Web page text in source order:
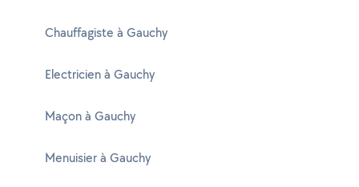
Chauffagiste à Gauchy
Electricien à Gauchy
Maçon à Gauchy
Menuisier à Gauchy